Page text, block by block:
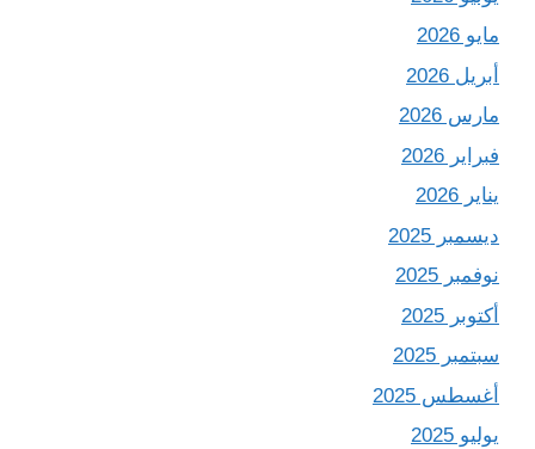
مايو 2026
أبريل 2026
مارس 2026
فبراير 2026
يناير 2026
ديسمبر 2025
نوفمبر 2025
أكتوبر 2025
سبتمبر 2025
أغسطس 2025
يوليو 2025